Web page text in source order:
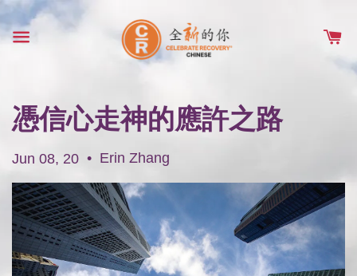
憑信心走神的應許之路
Jun 08, 20 • Erin Zhang